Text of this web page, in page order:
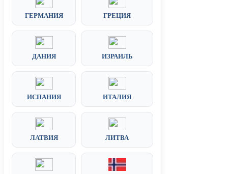
ГЕРМАНИЯ ГРЕЦИЯ
ДАНИЯ ИЗРАИЛЬ
ИСПАНИЯ ИТАЛИЯ
ЛАТВИЯ ЛИТВА